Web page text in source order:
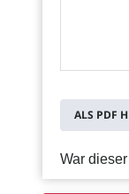
ALS PDF
War